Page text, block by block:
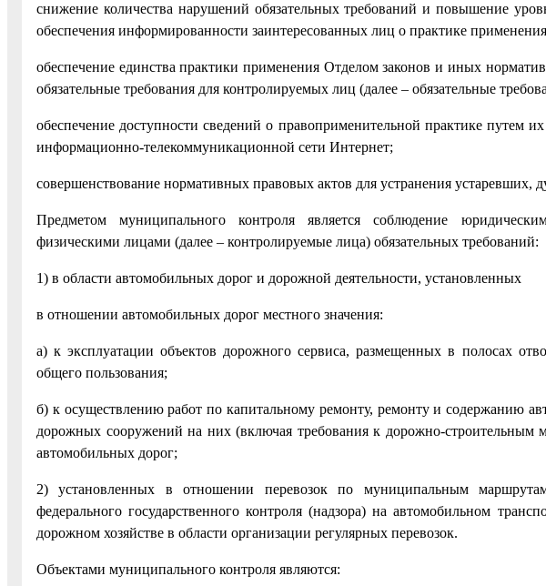
снижение количества нарушений обязательных требований и повышение
обеспечения информированности заинтересованных лиц о практике
обеспечение единства практики применения Отделом законов и иных
обязательные требования для контролируемых лиц (далее – обязательные
обеспечение доступности сведений о правоприменительной практике путем
информационно-телекоммуникационной сети Интернет;
совершенствование нормативных правовых актов для устранения
Предметом муниципального контроля является соблюдение
физическими лицами (далее – контролируемые лица) обязательных требований:
1) в области автомобильных дорог и дорожной деятельности, установленных
в отношении автомобильных дорог местного значения:
а) к эксплуатации объектов дорожного сервиса, размещенных в полосах
общего пользования;
б) к осуществлению работ по капитальному ремонту, ремонту и содержанию
дорожных сооружений на них (включая требования к дорожно-строительным
автомобильных дорог;
2) установленных в отношении перевозок по муниципальным
федерального государственного контроля (надзора) на автомобильном
дорожном хозяйстве в области организации регулярных перевозок.
Объектами муниципального контроля являются: